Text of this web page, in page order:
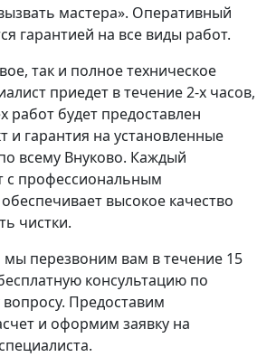
мастера». Оперативный
гарантией на все виды работ.
так и полное техническое
приедет в течение 2-х часов,
работ будет предоставлен
и гарантия на установленные
всему Внуково. Каждый
с профессиональным
высокое качество
чистки.
мы перезвоним вам в течение 15
консультацию по
Предоставим
и оформим заявку на